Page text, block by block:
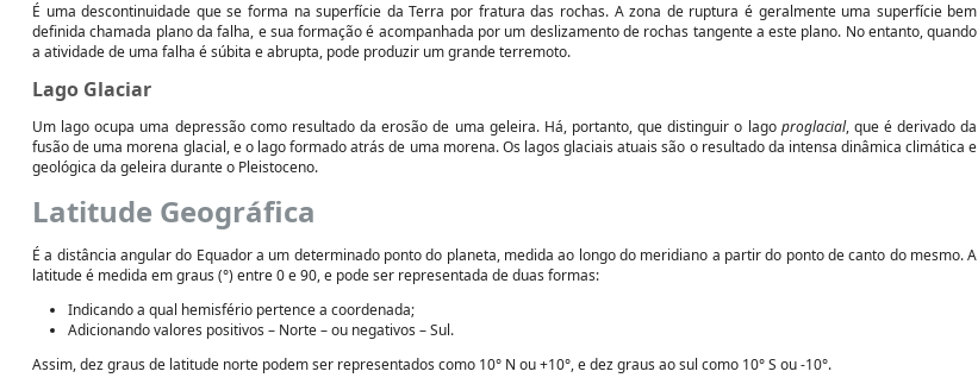
É uma descontinuidade que se forma na superfície da Terra por fratura das rochas. A zona de ruptura é geralmente uma superfície bem
definida chamada plano da falha, e sua formação é acompanhada por um deslizamento de rochas tangente a este plano. No entanto, quando
a atividade de uma falha é súbita e abrupta, pode produzir um grande terremoto.
Lago Glaciar
Um lago ocupa uma depressão como resultado da erosão de uma geleira. Há, portanto, que distinguir o lago proglacial, que é derivado da
fusão de uma morena glacial, e o lago formado atrás de uma morena. Os lagos glaciais atuais são o resultado da intensa dinâmica climática e
geológica da geleira durante o Pleistoceno.
Latitude Geográfica
É a distância angular do Equador a um determinado ponto do planeta, medida ao longo do meridiano a partir do ponto de canto do mesmo. A
latitude é medida em graus (°) entre 0 e 90, e pode ser representada de duas formas:
Indicando a qual hemisfério pertence a coordenada;
Adicionando valores positivos – Norte – ou negativos – Sul.
Assim, dez graus de latitude norte podem ser representados como 10° N ou +10°, e dez graus ao sul como 10° S ou -10°.